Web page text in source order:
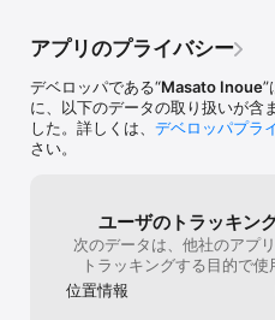
また武具には、追加効果が付与さ
■オンラインモード
オンラインモードに接続して、公
できます。
アプリのプライバシー
デベロッパである“Masato Inoue”
に、以下のデータの取り扱いが含
した。詳しくは、 デベロッパプラ
さい。
ユーザのトラッキン
次のデータは、他社のアプ
トラッキングする目的で使
位置情報